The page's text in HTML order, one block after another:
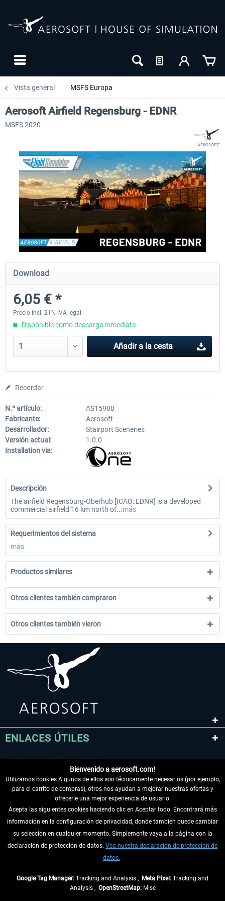
Vista general MSFS Europa
Aerosoft Mega Airport Brussels
25,37 € *
Aerosoft Airport Cologne/
Aerosoft Airfield Regensburg - EDNR
MSFS 2020
Download
6,05 € *
Precio incl. 21% IVA legal
Disponible como descarga inmediata
Añadir a la cesta
Recordar
N.º artículo:
AS15980
Fabricante:
Aerosoft
Desarrollador:
Stairport Sceneries
Versión actual:
1.0.0
Installation via:
Descripción
The airfield Regensburg-Oberhub [ICAO: EDNR] is a developed
commercial airfield 16 km north of...más
Requerimientos del sistema
más
Productos similares
Otros clientes también compraron
Otros clientes también vieron
ENLACES ÚTILES
DESISTIR DEL CONTRATO
INFORMACIÓN
Bienvenido a aerosoft.com!
Utilizamos cookies Algunos de ellos son técnicamente necesarios (por ejemplo,
para el carrito de compras), otros nos ayudan a mejorar nuestras ofertas y
ofrecerle una mejor experiencia de usuario.
Acepta las siguientes cookies haciendo clic en Aceptar todo. Encontrará más
información en la configuración de privacidad, donde también puede cambiar
su selección en cualquier momento. Simplemente vaya a la página con la
declaración de protección de datos. Vea nuestra declaración de protección de
datos.
Google Tag Manager: Tracking and Analysis , Meta Pixel: Tracking and
Analysis , OpenStreetMap:Misc